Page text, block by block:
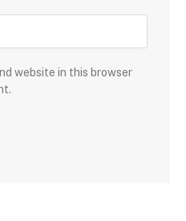
website in this browser